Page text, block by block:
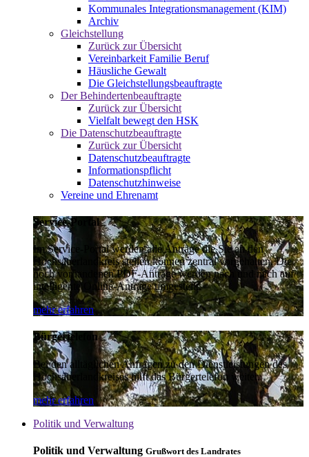
Kommunales Integrationsmanagement (KIM)
Archiv
Gleichstellung
Zurück zur Übersicht
Vereinbarkeit Familie Beruf
Häusliche Gewalt
Die Gleichstellungsbeauftragte
Der Behindertenbeauftragte
Zurück zur Übersicht
Vielfalt bewegt den HSK
Die Datenschutzbeauftragte
Zurück zur Übersicht
Datenschutzbeauftragte
Informationspflicht
Datenschutzhinweise
Vereine und Ehrenamt
Service-Portal
Im Service-Portal werden alle Anträge die Sie an den
Hochsauerlandkreis stellen können zentral vorgehalten. Die
noch vorhandenen PDF-Anträge werden nach und nach auf
intelligente Online-Anträge umgestellt.
mehr erfahren
Bürgertelefon
Bei den alltäglichen Anfragen zu den Dienstleistungen des
Hochsauerlandkreises hilft das Bürgertelefon weiter.
mehr erfahren
Politik und Verwaltung
Politik und Verwaltung Grußwort des Landrates